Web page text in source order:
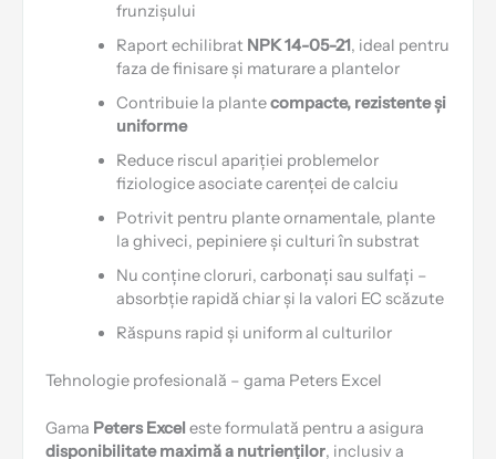
frunzișului
Raport echilibrat NPK 14-05-21 , ideal pentru
faza de finisare și maturare a plantelor
Contribuie la plantecompacte, rezistente și
uniforme
Reduce riscul apariției problemelor
fiziologice asociate carenței de calciu
Potrivit pentru plante ornamentale, plante
la ghiveci, pepiniere și culturi în substrat
Nu conține cloruri, carbonați sau sulfați –
absorbție rapidă chiar și la valori EC scăzute
Răspuns rapid și uniform al culturilor
Tehnologie profesională – gama Peters Excel
Gama Peters Excel este formulată pentru a asigura
disponibilitate maximă a nutrienților, inclusiv a